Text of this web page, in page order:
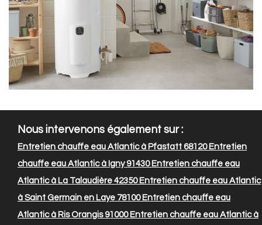
Nous intervenons également sur :
Entretien chauffe eau Atlantic à Pfastatt 68120Entretien
chauffe eau Atlantic à Igny 91430Entretien chauffe eau
Atlantic à La Talaudière 42350Entretien chauffe eau Atlantic
à Saint Germain en Laye 78100Entretien chauffe eau
Atlantic à Ris Orangis 91000Entretien chauffe eau Atlantic à